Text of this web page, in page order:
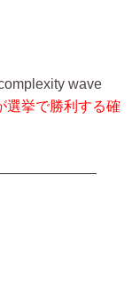
complexity wave
選挙で勝利する確